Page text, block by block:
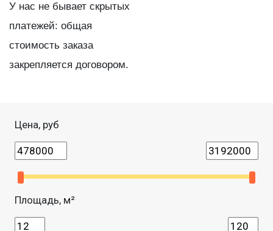
У нас не бывает скрытых
платежей: общая
стоимость заказа
закрепляется договором.
Цена, руб
Площадь, м²